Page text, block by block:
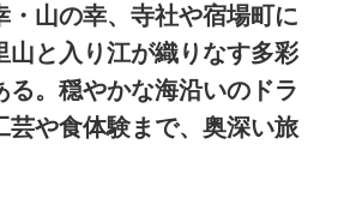
・山の幸、寺社や宿場町に
山と入り江が織りなす多彩
る。穏やかな海沿いのドラ
芸や食体験まで、奥深い旅